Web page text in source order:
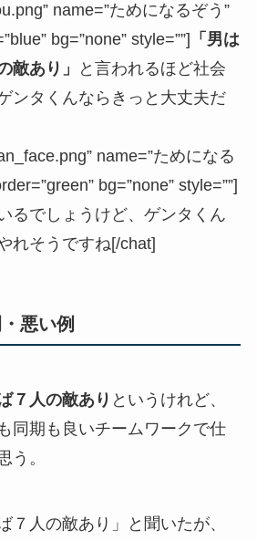
name=”ためになるぞう”
bg=”none” style=””] 「男は
敵あり」
と言われるほど社会
ンタくんならきっと大丈夫だ
name=”ためになる
bg=”none” style=””]
るでしょうけど、ゲンタくん
れそうですね[/chat]
悪い例
７人の敵あり というけれど、
同期も良いチームワークで仕
う。
７人の敵あり」と聞いたが、